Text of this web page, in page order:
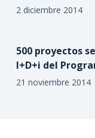
2 diciembre 2014
500 proyectos
I+D+i del
21 noviembre 2014